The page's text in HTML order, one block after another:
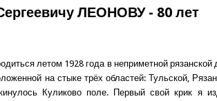
ЛЕОНОВУ - 80 лет
летом 1928 года в неприметной
на стыке трёх областей: Тульской,
Куликово поле. Первый свой крик я